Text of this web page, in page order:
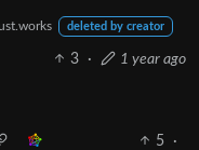
deleted by creator
3 · 1 year ago
5
·